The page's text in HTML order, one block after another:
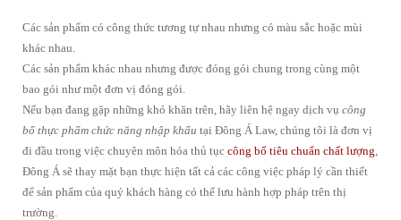
Các sản phẩm có công thức tương tự nhau nhưng có màu sắc hoặc mùi
khác nhau.
Các sản phẩm khác nhau nhưng được đóng gói chung trong cùng một
bao gói như một đơn vị đóng gói.
Nếu bạn đang gặp những khó khăn trên, hãy liên hệ ngay dịch vụ công
bố thực phẩm chức năng nhập khẩu tại Đông Á Law, chúng tôi là đơn vị
đi đầu trong việc chuyên môn hóa thủ tục công bố tiêu chuẩn chất lượng,
Đông Á sẽ thay mặt bạn thực hiện tất cả các công việc pháp lý cần thiết
để sản phẩm của quý khách hàng có thể lưu hành hợp pháp trên thị
trường.